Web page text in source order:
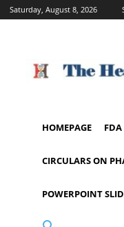
Saturday, August 8, 2026
HOMEPAGE FDA
CIRCULARS ON
POWERPOINT